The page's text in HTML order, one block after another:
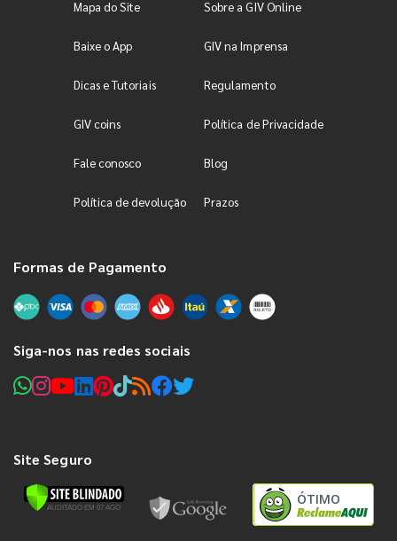
Mapa do Site Sobre a GIV Online
Baixe o App GIV na Imprensa
Dicas e Tutoriais Regulamento
GIV coins Política de Privacidade
Fale conosco Blog
Política de devolução Prazos
Formas de Pagamento
Siga-nos nas redes sociais
Site Seguro
ÓTIMO